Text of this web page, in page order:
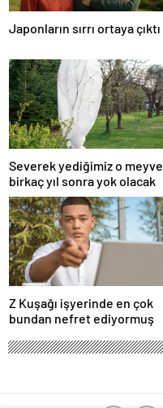
Japonların sırrı ortaya çıktı
Severek yediğimiz o meyve
birkaç yıl sonra yok olacak
Z Kuşağı işyerinde en çok
bundan nefret ediyormuş